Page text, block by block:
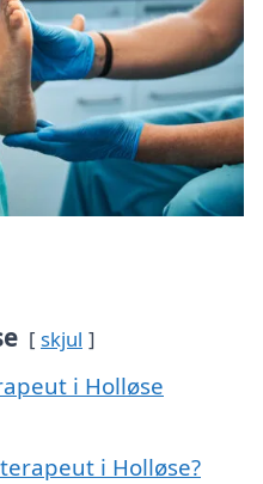
skjul
i Holløse
i Holløse?